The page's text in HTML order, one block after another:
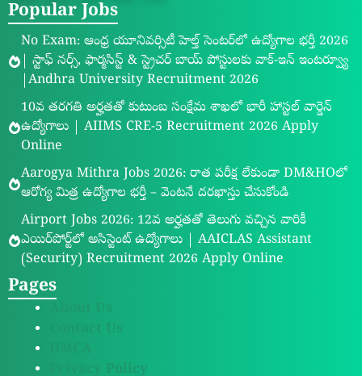
Popular Jobs
No Exam: ఆంధ్ర యూనివర్సిటీ హెల్త్ సెంటర్‌లో ఉద్యోగాల భర్తీ 2026
| స్టాఫ్ నర్స్, ఫార్మసిస్ట్ & స్ట్రెచర్ బాయ్ పోస్టులకు వాక్-ఇన్ ఇంటర్వ్యూ
|Andhra University Recruitment 2026
10వ తరగతి అర్హతతో కుటుంబ సంక్షేమ శాఖలో భారీ హాస్టల్ వార్డెన్
ఉద్యోగాలు | AIIMS CRE-5 Recruitment 2026 Apply
Online
Aarogya Mithra Jobs 2026: రాత పరీక్ష లేకుండా DM&HOలో
ఆరోగ్య మిత్ర ఉద్యోగాల భర్తీ – వెంటనే దరఖాస్తు చేసుకోండి
Airport Jobs 2026: 12వ అర్హతతో తెలుగు వచ్చిన వారికీ
ఎయిర్‌పోర్ట్‌లో అసిస్టెంట్ ఉద్యోగాలు | AAICLAS Assistant
(Security) Recruitment 2026 Apply Online
Pages
Privacy Policy